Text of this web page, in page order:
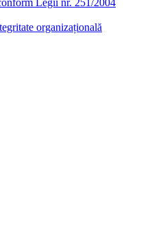
Legii nr. 251/2004
organizațională